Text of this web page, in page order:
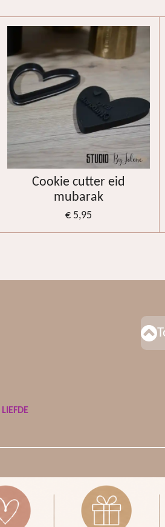
Cookie cutter eid
mubarak
€ 5,95
LIEFDE